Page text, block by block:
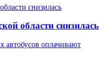
области снизилась